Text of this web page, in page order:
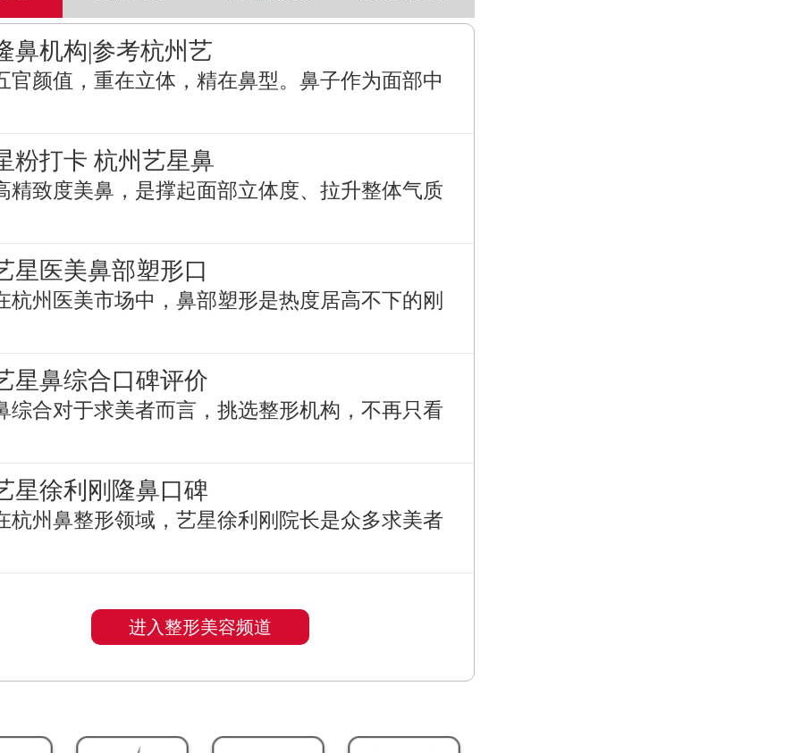
鼻机构|参考杭州艺
官颜值，重在立体，精在鼻型。鼻子作为面部中
粉打卡 杭州艺星鼻
精致度美鼻，是撑起面部立体度、拉升整体气质
星医美鼻部塑形口
杭州医美市场中，鼻部塑形是热度居高不下的刚
星鼻综合口碑评价
综合对于求美者而言，挑选整形机构，不再只看
星徐利刚隆鼻口碑
杭州鼻整形领域，艺星徐利刚院长是众多求美者
进入整形美容频道